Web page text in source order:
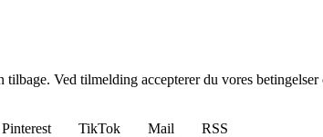
Ved tilmelding accepterer du vores
Pinterest TikTok Mail
RSS